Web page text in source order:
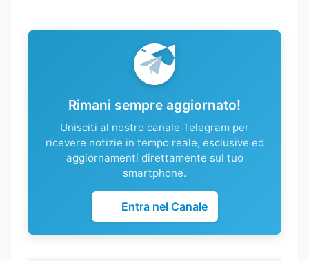
Rimani sempre aggiornato!
Unisciti al nostro canale Telegram per
ricevere notizie in tempo reale, esclusive ed
aggiornamenti direttamente sul tuo
smartphone.
Entra nel Canale